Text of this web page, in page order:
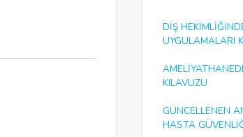
DIŞ
UYGULAMALARI
KILAVUZU
GÜNCELLENEN
HASTA